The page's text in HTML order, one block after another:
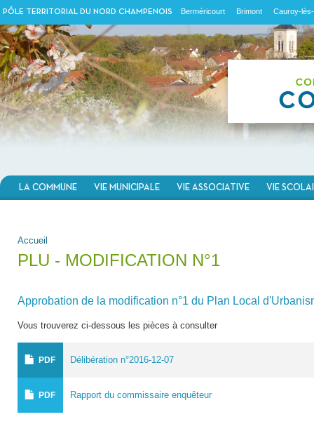
LA COMMUNE VIE MUNICIPALE VIE ASSOCIATIVE VIE
VOUS ÊTES ICI
Accueil
PLU - MODIFICATION N°1
Approbation de la modification n°1 du Plan Local
Vous trouverez ci-dessous les pièces à consulter
PDF Délibération n°2016-12-07
PDF Rapport du commissaire enquêteur
PÔLE TERRITORIAL DU NORD CHAMPENOIS Berméricourt Brimont Cauroy-